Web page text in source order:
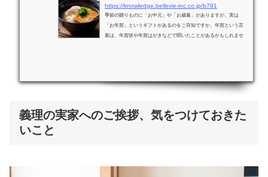
https://knowledge.bellevie-inc.co.jp/b791
季節の贈りものに「お中元」や「お歳暮」がありますが、実は
「お年賀」というギフトがあるのをご存知ですか。年賀という言
葉は、年賀状や年賀はがきなどで聞いたことがあるかもしれませ
す。中には“やめたい”という人もいるかもしれまでんが、大切な
義理の実家へのご挨拶、気をつけておきた
いこと